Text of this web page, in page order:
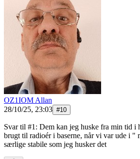
OZ1IOM Allan
28/10/25, 23:03 #10
Svar til #1: Dem kan jeg huske fra min tid i
brugt til radioér i baserne, når vi var ude i "
særlige stabile som jeg husker det